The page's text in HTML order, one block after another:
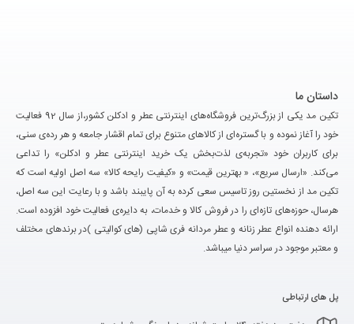
داستان ما
تکین مد یکی از بزرگ‌ترین فروشگاه‌های اینترنتی عطر و ادکلن کشور،از سال 92 فعالیت
خود را آغاز نموده و با گستره‌ای از کالاهای متنوع برای تمام اقشار جامعه و هر رده‌ی سنی،
برای کاربران خود «تجربه‌ی لذت‌بخش یک خرید اینترنتی عطر و ادکلن» را تداعی
می‌کند. «ارسال سریع»، « بهترین قیمت» و «کیفیت رایحه کالا» سه اصل اولیه است که
تکین مد از نخستین روز تاسیس سعی کرده به آن پایبند باشد و با رعایت این سه اصل،
هرسال، حوزه‌های تازه‌ای را در فروش کالا و خدمات، به دایره‌ی فعالیت خود افزوده است.
ارائه دهنده انواع عطر زنانه و عطر مردانه فری شاپی (های کوالیتی )در برندهای مختلف
و معتبر موجود در سراسر دنیا میباشد.
پل های ارتباطی